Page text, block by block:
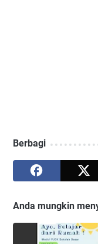
Berbagi
Anda mungkin